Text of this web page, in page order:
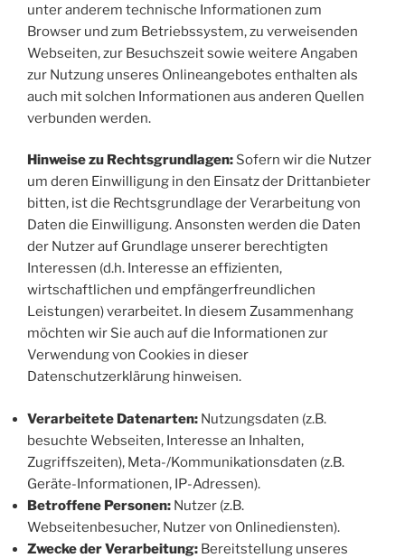
unter anderem technische Informationen zum
Browser und zum Betriebssystem, zu verweisenden
Webseiten, zur Besuchszeit sowie weitere Angaben
zur Nutzung unseres Onlineangebotes enthalten als
auch mit solchen Informationen aus anderen Quellen
verbunden werden.
Hinweise zu Rechtsgrundlagen: Sofern wir die Nutzer
um deren Einwilligung in den Einsatz der Drittanbieter
bitten, ist die Rechtsgrundlage der Verarbeitung von
Daten die Einwilligung. Ansonsten werden die Daten
der Nutzer auf Grundlage unserer berechtigten
Interessen (d.h. Interesse an effizienten,
wirtschaftlichen und empfängerfreundlichen
Leistungen) verarbeitet. In diesem Zusammenhang
möchten wir Sie auch auf die Informationen zur
Verwendung von Cookies in dieser
Datenschutzerklärung hinweisen.
Verarbeitete Datenarten: Nutzungsdaten (z.B.
besuchte Webseiten, Interesse an Inhalten,
Zugriffszeiten), Meta-/Kommunikationsdaten (z.B.
Geräte-Informationen, IP-Adressen).
Betroffene Personen: Nutzer (z.B.
Webseitenbesucher, Nutzer von Onlinediensten).
Zwecke der Verarbeitung: Bereitstellung unseres